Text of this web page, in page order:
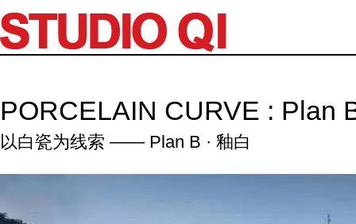
PORCELAIN CURVE : Plan
以白瓷为线索 —— Plan B · 釉白